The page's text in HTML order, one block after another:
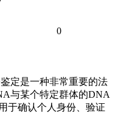
0
定是一种非常重要的法
与某个特定群体的DNA
于确认个人身份、验证